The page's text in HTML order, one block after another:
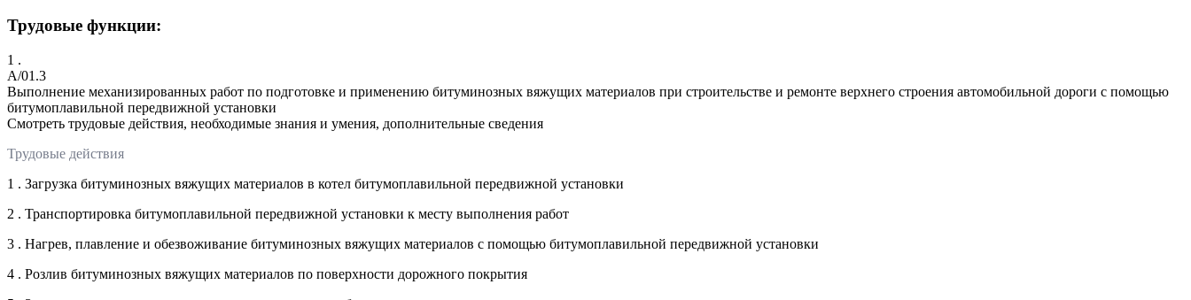
Трудовые функции:
1 .
A/01.3
Выполнение механизированных работ по подготовке и применению битуминозных вяжущих материалов при строительстве и ремонте верхнего строения автомобильной дороги с помощью
битумоплавильной передвижной установки
Смотреть трудовые действия, необходимые знания и умения, дополнительные сведения
Трудовые действия
1 . Загрузка битуминозных вяжущих материалов в котел битумоплавильной передвижной установки
2 . Транспортировка битумоплавильной передвижной установки к месту выполнения работ
3 . Нагрев, плавление и обезвоживание битуминозных вяжущих материалов с помощью битумоплавильной передвижной установки
4 . Розлив битуминозных вяжущих материалов по поверхности дорожного покрытия